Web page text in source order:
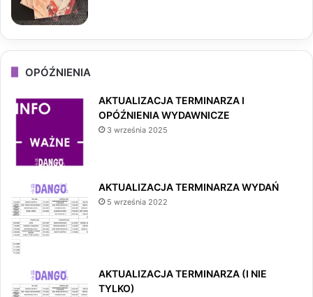
OPÓŹNIENIA
AKTUALIZACJA TERMINARZA I
OPÓŹNIENIA WYDAWNICZE
3 września 2025
AKTUALIZACJA TERMINARZA WYDAŃ
5 września 2022
AKTUALIZACJA TERMINARZA (I NIE
TYLKO)